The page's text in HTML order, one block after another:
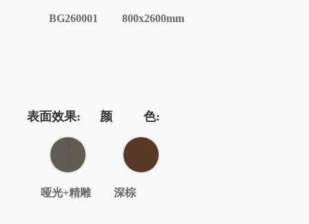
BG260001 800x2600mm
表面效果:
哑光+精雕
颜 色:
深棕